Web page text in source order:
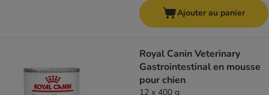
Ajouter au panier
Royal Canin Veterinary
Gastrointestinal en mousse
pour chien
12 x 400 g